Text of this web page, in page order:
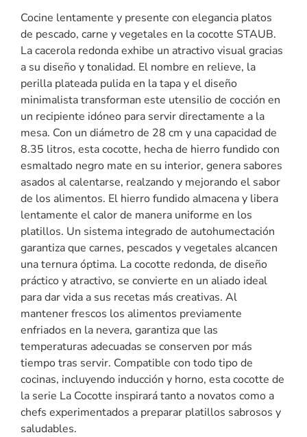
Cocine lentamente y presente con elegancia platos
de pescado, carne y vegetales en la cocotte STAUB.
La cacerola redonda exhibe un atractivo visual gracias
a su diseño y tonalidad. El nombre en relieve, la
perilla plateada pulida en la tapa y el diseño
minimalista transforman este utensilio de cocción en
un recipiente idóneo para servir directamente a la
mesa. Con un diámetro de 28 cm y una capacidad de
8.35 litros, esta cocotte, hecha de hierro fundido con
esmaltado negro mate en su interior, genera sabores
asados al calentarse, realzando y mejorando el sabor
de los alimentos. El hierro fundido almacena y libera
lentamente el calor de manera uniforme en los
platillos. Un sistema integrado de autohumectación
garantiza que carnes, pescados y vegetales alcancen
una ternura óptima. La cocotte redonda, de diseño
práctico y atractivo, se convierte en un aliado ideal
para dar vida a sus recetas más creativas. Al
mantener frescos los alimentos previamente
enfriados en la nevera, garantiza que las
temperaturas adecuadas se conserven por más
tiempo tras servir. Compatible con todo tipo de
cocinas, incluyendo inducción y horno, esta cocotte de
la serie La Cocotte inspirará tanto a novatos como a
chefs experimentados a preparar platillos sabrosos y
saludables.